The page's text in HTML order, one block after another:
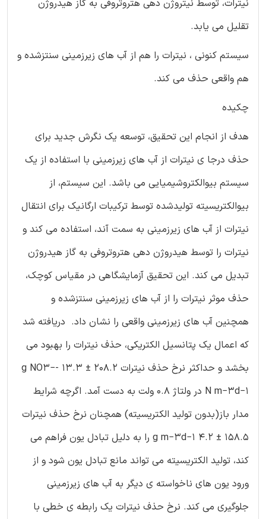
نیترات، توسط نیتروژن دهی هتروتروفی به گاز هیدروژن
تقلیل می یابد.
سیستم کنونی ، نیترات را هم از آب های زیرزمینی سنتزشده و
هم واقعی حذف می کند.
چکیده
هدف از انجام این تحقیق، توسعه یک نگرش جدید برای
حذف درجا ی نیترات از آب های زیرزمینی با استفاده از یک
سیستم بیوالکتروشیمیایی می باشد. این سیستم، از
بیوالکتریسیته تولیدشده توسط ترکیبات ارگانیک برای انتقال
نیترات از آب های زیرزمینی به سمت آند، استفاده می کند و
نیترات را توسط هیدروژن دهی هتروتروفی به گاز هیدروژن
تبدیل می کند. این تحقیق آزمایشگاهی در مقیاس کوچک،
حذف موثر نیترات را از آب های زیرزمینی سنتزشده و
همچنین آب های زیرزمینی واقعی را نشان داد. دریافته شد
که اعمال یک پتانسیل الکتریکی، حذف نیترات را بهبود می
بخشد و حداکثر نرخ حذف نیترات 208.2 ± 13.3 g NO3−-
N m−3d−1 در ولتاژ 0.8 ولت به دست آمد. اگرچه شرایط
مدار باز(بدون تولید الکتریسیته) همچنان نرخ حذف نیترات
158.5 ± 4.2 g m−3d−1 را به دلیل تبادل یون فراهم می
کند، تولید الکتریسیته می تواند مانع تبادل یون شود و از
ورود یون های ناخواسته ی دیگر به آب های زیرزمینی
جلوگیری می کند. نرخ حذف نیترات یک رابطه ی خطی با